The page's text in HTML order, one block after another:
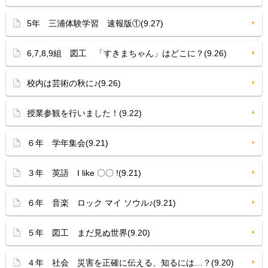
5年 三浦体験学習 速報版①(9.27)
6,7,8,9組 図工 「すきまちゃん」はどこに？(9.26)
校内は芸術の秋に♪(9.26)
授業参観を行いました！(9.22)
６年 学年集会(9.21)
３年 英語 I like 〇〇 !(9.21)
６年 音楽 ロック マイ ソウル♪(9.21)
５年 図工 まだ見ぬ世界(9.20)
４年 社会 災害を正確に伝える、知るには…？(9.20)